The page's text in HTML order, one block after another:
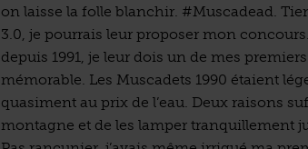
on laisse la folle blanchir. #Muscadead.
3.0, je pourrais leur proposer mon
depuis 1991, je leur dois un de mes
mémorable. Les Muscadets 1990 étaient
quasiment au prix de l’eau. Deux raisons
montagne et de les lamper tranquillement